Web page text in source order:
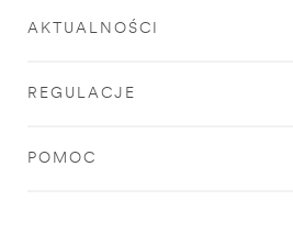
AKTUALNOŚCI
REGULACJE
POMOC